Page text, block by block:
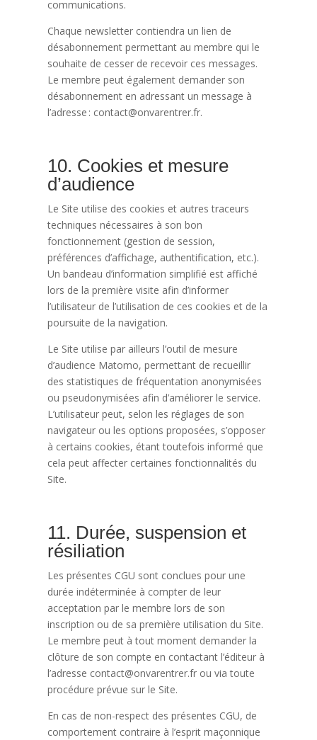
communications.
Chaque newsletter contiendra un lien de
désabonnement permettant au membre qui le
souhaite de cesser de recevoir ces messages.
Le membre peut également demander son
désabonnement en adressant un message à
l’adresse : contact@onvarentrer.fr.
10. Cookies et mesure
d’audience
Le Site utilise des cookies et autres traceurs
techniques nécessaires à son bon
fonctionnement (gestion de session,
préférences d’affichage, authentification, etc.).
Un bandeau d’information simplifié est affiché
lors de la première visite afin d’informer
l’utilisateur de l’utilisation de ces cookies et de la
poursuite de la navigation.
Le Site utilise par ailleurs l’outil de mesure
d’audience Matomo, permettant de recueillir
des statistiques de fréquentation anonymisées
ou pseudonymisées afin d’améliorer le service.
L’utilisateur peut, selon les réglages de son
navigateur ou les options proposées, s’opposer
à certains cookies, étant toutefois informé que
cela peut affecter certaines fonctionnalités du
Site.
11. Durée, suspension et
résiliation
Les présentes CGU sont conclues pour une
durée indéterminée à compter de leur
acceptation par le membre lors de son
inscription ou de sa première utilisation du Site.
Le membre peut à tout moment demander la
clôture de son compte en contactant l’éditeur à
l’adresse contact@onvarentrer.fr ou via toute
procédure prévue sur le Site.
En cas de non-respect des présentes CGU, de
comportement contraire à l’esprit maçonnique